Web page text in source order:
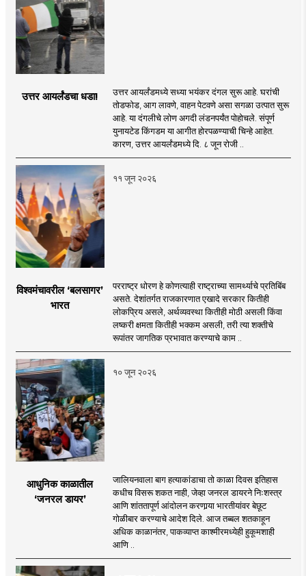
उत्तर आयर्लंडचा धडा!
उत्तर आयर्लंडमध्ये सध्या भयंकर दंगल सुरू आहे. घरांची
तोडफोड, आग लावणे, वाहन पेटवणे असा सगळा उत्पात सुरू
आहे. या दंगलीचे लोण अगदी लंडनपर्यंत पोहोचले. संपूर्ण
युनायटेड किंगडम या आगीत होरपळण्याची चिन्हे आहेत.
कारण, उत्तर आयर्लंडमध्ये दि. ८ जून रोजी ..
११ जून २०२६
विश्वमंचावरील ‘बलसागर’
भारत
परराष्ट्र धोरण हे कोणत्याही राष्ट्राच्या सामर्थ्याचे प्रतिबिंब
असते. देशांतर्गत राजकारणात एखादे सरकार कितीही
लोकप्रिय असले, अर्थव्यवस्था कितीही मोठी असली किंवा
लष्करी क्षमता कितीही भक्कम असली, तरी त्या शक्तीचे
रूपांतर जागतिक प्रभावात करण्याचे काम ..
१० जून २०२६
आधुनिक काळातील
‘जनरल डायर’
जालियनवाला बाग हत्याकांडाचा तो काळा दिवस इतिहास
कधीच विसरू शकत नाही, जेव्हा जनरल डायरने निःशस्त्र
आणि शांततापूर्ण आंदोलन करणार्‍या भारतीयांवर बेछूट
गोळीबार करण्याचे आदेश दिले. आज तब्बल शतकाहून
अधिक काळानंतर, पाकव्याप्त काश्मीरमध्येही हुकूमशाही
आणि ..